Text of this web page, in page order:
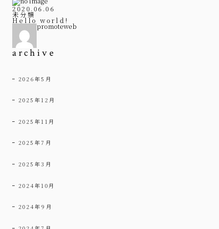
2020.06.06
未分類
Hello world!
promoteweb
archive
2026年5月
2025年12月
2025年11月
2025年7月
2025年3月
2024年10月
2024年9月